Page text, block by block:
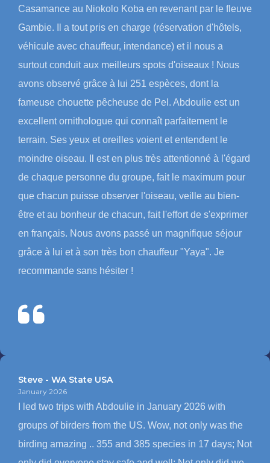
Casamance au Niokolo Koba en revenant par le fleuve
Gambie. Il a tout pris en charge (réservation d'hôtels,
véhicule avec chauffeur, intendance) et il nous a
surtout conduit aux meilleurs spots d'oiseaux ! Nous
avons observé grâce à lui 251 espèces, dont la
fameuse chouette pêcheuse de Pel. Abdoulie est un
excellent ornithologue qui connaît parfaitement le
terrain. Ses yeux et oreilles voient et entendent le
moindre oiseau. Il est en plus très attentionné à l'égard
de chaque personne du groupe, fait le maximum pour
que chacun puisse observer l'oiseau, veille au bien-
être et au bonheur de chacun, fait l'effort de s'exprimer
en français. Nous avons passé un magnifique séjour
grâce à lui et à son très bon chauffeur "Yaya". Je
recommande sans hésiter !
Steve - WA State USA
January 2026
I led two trips with Abdoulie in January 2026 with
groups of birders from the US. Wow, not only was the
birding amazing .. 355 and 385 species in 17 days; Not